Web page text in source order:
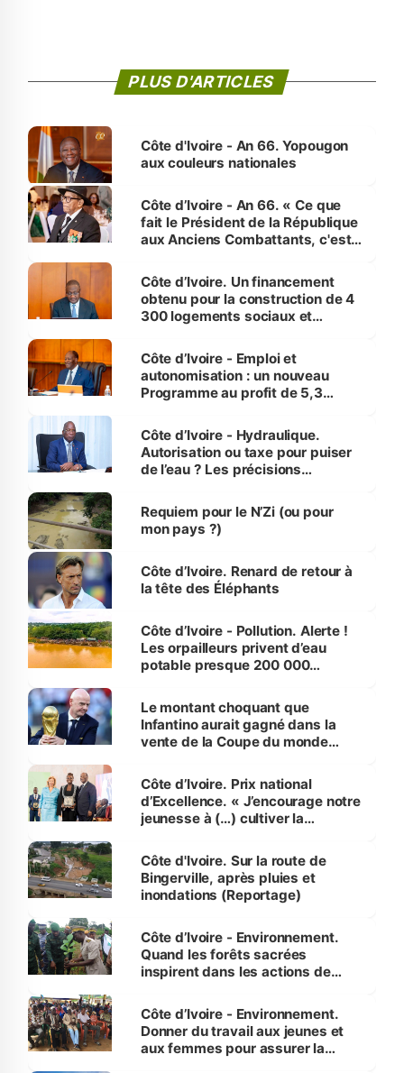
PLUS D'ARTICLES
Côte d'Ivoire - An 66. Yopougon
aux couleurs nationales
Côte d’Ivoire - An 66. « Ce que
fait le Président de la République
aux Anciens Combattants, c'est
Côte d’Ivoire. Un financement
obtenu pour la construction de 4
300 logements sociaux et
et Yamoussoukro
Côte d’Ivoire - Emploi et
autonomisation : un nouveau
Programme au profit de 5,3
Côte d’Ivoire - Hydraulique.
Autorisation ou taxe pour puiser
de l’eau ? Les précisions
Requiem pour le N’Zi (ou pour
mon pays ?)
Côte d’Ivoire. Renard de retour à
la tête des Éléphants
Côte d’Ivoire - Pollution. Alerte !
Les orpailleurs privent d’eau
potable presque 200 000
Le montant choquant que
Infantino aurait gagné dans la
vente de la Coupe du monde
Côte d’Ivoire. Prix national
d’Excellence. « J’encourage notre
jeunesse à (…) cultiver la
(Alassane Ouattara
Côte d'Ivoire. Sur la route de
Bingerville, après pluies et
inondations (Reportage)
Côte d’Ivoire - Environnement.
Quand les forêts sacrées
inspirent dans les actions de
Côte d’Ivoire - Environnement.
Donner du travail aux jeunes et
aux femmes pour assurer la